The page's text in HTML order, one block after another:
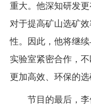
重大。他深知研发
对于提高矿山选矿
性。因此，他将继
实验室紧密合作，
更加高效、环保的选
节目的最后，